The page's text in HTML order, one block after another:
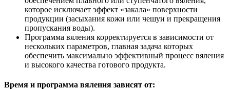
которое исключает эффект «закала» поверхности
продукции (засыхания кожи или чешуи и прекращения
пропускания воды).
Программа вяления корректируется в зависимости от
нескольких параметров, главная задача которых
обеспечить максимально эффективный процесс вяления
и высокого качества готового продукта.
Время и программа вяления зависят от: